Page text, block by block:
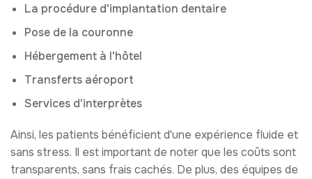
La procédure d'implantation dentaire
Pose de la couronne
Hébergement à l'hôtel
Transferts aéroport
Services d'interprètes
Ainsi, les patients bénéficient d'une expérience fluide et
sans stress. Il est important de noter que les coûts sont
transparents, sans frais cachés. De plus, des équipes de